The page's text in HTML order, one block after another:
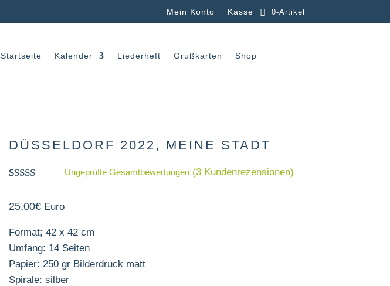
Mein Konto Kasse 0-Artikel
Startseite Kalender Liederheft Grußkarten Shop
DÜSSELDORF 2022, MEINE STADT
basierend
Kundenbewertungen
Ungeprüfte Gesamtbewertungen (3 Kundenrezensionen)
25,00€ Euro
Format; 42 x 42 cm
Umfang: 14 Seiten
Papier: 250 gr Bilderdruck matt
Spirale: silber